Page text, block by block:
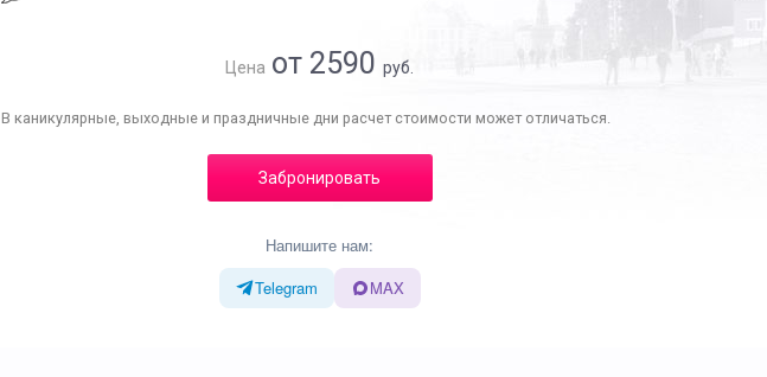
Цена от 2590 руб.
В каникулярные, выходные и праздничные дни расчет стоимости может отличаться.
Забронировать
Напишите нам:
Telegram
MAX